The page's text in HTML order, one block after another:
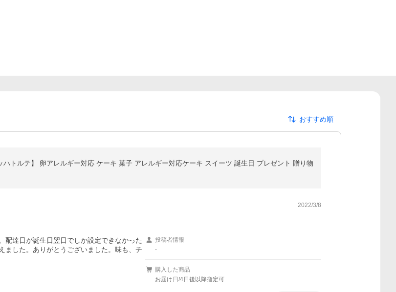
おすすめ順
ハトルテ】 卵アレルギー対応 ケーキ 菓子 アレルギー対応ケーキ スイーツ 誕生日 プレゼント 贈り物
2022/3/8
配達日が誕生日翌日でしか設定できなかった
ました。ありがとうございました。味も、チ
投稿者情報
-
購入した商品
お届け日/4日後以降指定可